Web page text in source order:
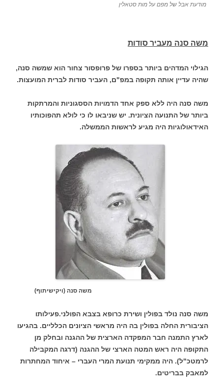
מודעת אבל של מפם על מות סטאלין
משה סנה מעביר סודות
הגילוי המדהים ביותר בספרו של פרופסור צחור הוא שמשה סנה,
שהיה עדיין אותה תקופה במפ"ם, העביר סודות לברית המועצות.
משה סנה היה ללא ספק אחד הדמויות הססגוניות והמרתקות
ביותר של התנועה הציונית. יש שניבאו לו כי לולא תהפוכותיו
האידאולוגיות היה מגיע לראשות הממשלה.
משה סנה (ויקישיתוף)
משה סנה נולד בפולין ושירת כרופא בצבא הפולני.פעילותו
הציבורית החלה בפולין בה היה מראשי הציונים הכלליים. בהגיעו
לארץ התמנה חבר המפקדה הארצית של ההגנה ובחלק מן
התקופה היה ראש המטה הארצי של ההגנה (דרגה המקבילה
לרמטכ"ל). היה ממקימי תנועת המרי העברי – איחוד המחתרות
למאבק בבריטים.